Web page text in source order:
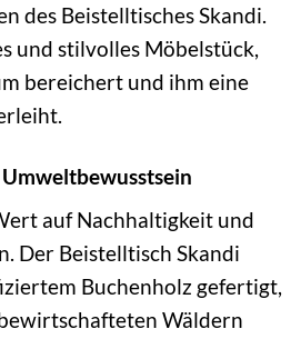
des Beistelltisches Skandi.
und stilvolles Möbelstück,
bereichert und ihm eine
auf Nachhaltigkeit und
Der Beistelltisch Skandi
Buchenholz gefertigt,
Wäldern